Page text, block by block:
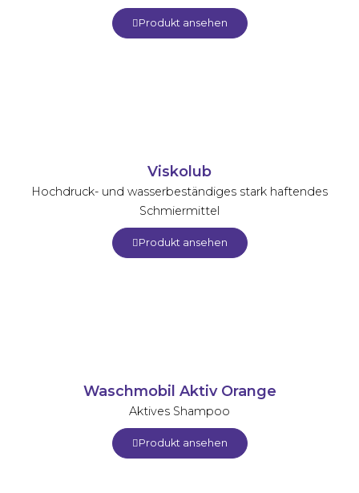
Produkt ansehen
Viskolub
Hochdruck- und wasserbeständiges stark haftendes
Schmiermittel
Produkt ansehen
Waschmobil Aktiv Orange
Aktives Shampoo
Produkt ansehen